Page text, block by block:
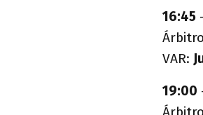
16:45
VAR:
19:00